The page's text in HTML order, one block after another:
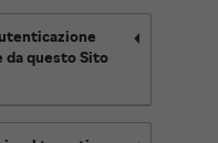
questo Sito